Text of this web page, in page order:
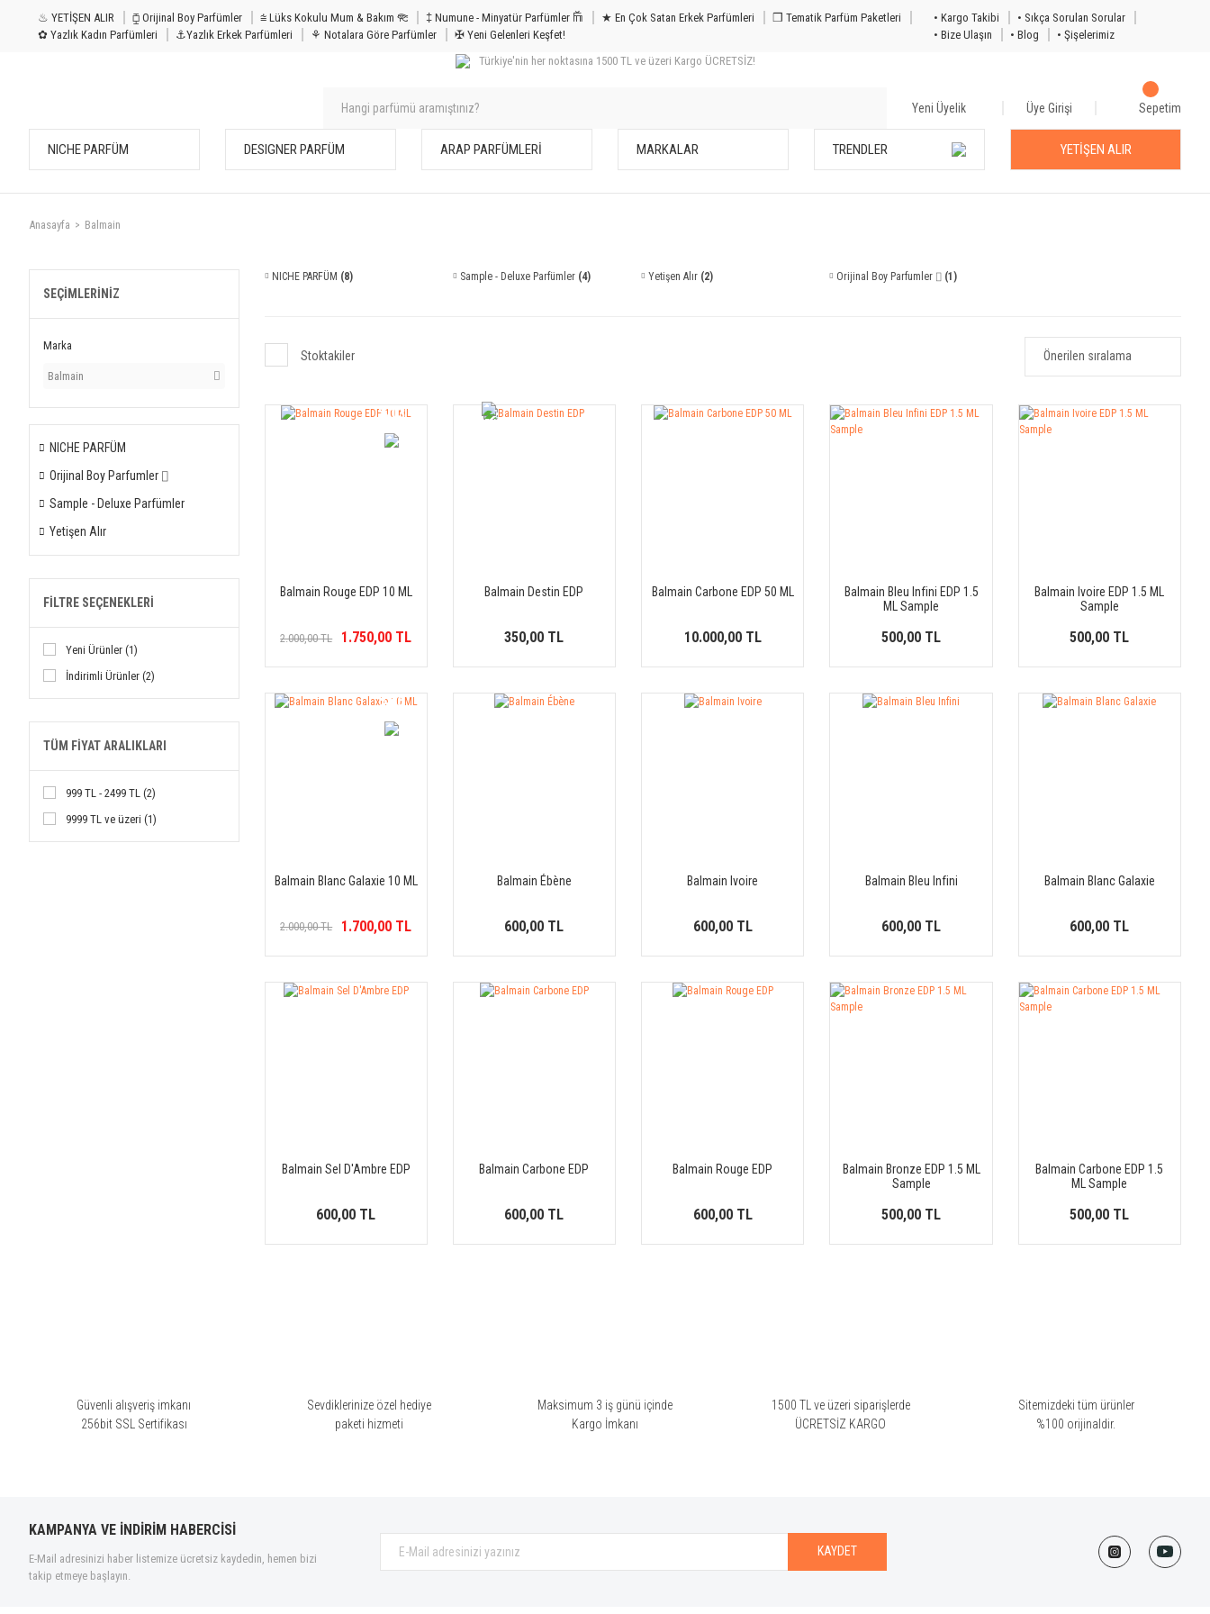
♨ YETİŞEN ALIR ⧮ Orijinal Boy Parfümler ⩭ Lüks Kokulu Mum & Bakım 𐦝 ‡ Numune - Minyatür Parfümler 𐙏 ★ En Çok Satan Erkek Parfümleri
❒ Tematik Parfüm Paketleri
✿ Yazlık Kadın Parfümleri
⚓Yazlık Erkek Parfümleri ⚘ Notalara Göre Parfümler ✠ Yeni Gelenleri Keşfet!
• Kargo Takibi
• Sıkça Sorulan Sorular
• Bize Ulaşın
• Blog
• Şişelerimiz
Türkiye'nin her noktasına 1500 TL ve üzeri Kargo ÜCRETSİZ!
Yeni Üyelik Üye Girişi Sepetim
NICHE PARFÜM DESIGNER PARFÜM ARAP PARFÜMLERİ MARKALAR TRENDLER YETİŞEN ALIR
Anasayfa Balmain
SEÇIMLERINIZ
Marka
Balmain
NICHE PARFÜM
Orijinal Boy Parfumler ⌷
Sample - Deluxe Parfümler
Yetişen Alır
FILTRE SEÇENEKLERI
Yeni Ürünler (1)
İndirimli Ürünler (2)
TÜM FIYAT ARALIKLARI
999 TL - 2499 TL (2)
9999 TL ve üzeri (1)
NICHE PARFÜM (8) Sample - Deluxe Parfümler (4) Yetişen Alır (2) Orijinal Boy Parfumler ⌷ (1)
Stoktakiler
%13
Balmain Rouge EDP 10 ML
2.000,00 TL 1.750,00 TL
YENİ
Balmain Destin EDP
350,00 TL
Balmain Carbone EDP 50 ML
10.000,00 TL
Balmain Bleu Infini EDP 1.5
ML Sample
500,00 TL
Balmain Ivoire EDP 1.5 ML
Sample
500,00 TL
%15
Balmain Blanc Galaxie 10 ML
2.000,00 TL 1.700,00 TL
Balmain Ébène
600,00 TL
Balmain Ivoire
600,00 TL
Balmain Bleu Infini
600,00 TL
Balmain Blanc Galaxie
600,00 TL
Balmain Sel D'Ambre EDP
600,00 TL
Balmain Carbone EDP
600,00 TL
Balmain Rouge EDP
600,00 TL
Balmain Bronze EDP 1.5 ML
Sample
500,00 TL
Balmain Carbone EDP 1.5
ML Sample
500,00 TL
Güvenli alışveriş imkanı
256bit SSL Sertifikası
Sevdiklerinize özel hediye
paketi hizmeti
Maksimum 3 iş günü içinde
Kargo İmkanı
1500 TL ve üzeri siparişlerde
ÜCRETSİZ KARGO
Sitemizdeki tüm ürünler
%100 orijinaldir.
KAMPANYA VE İNDİRİM HABERCİSİ
E-Mail adresinizi haber listemize ücretsiz kaydedin, hemen bizi
takip etmeye başlayın.
KAYDET